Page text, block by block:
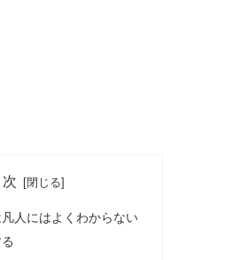
次
人にはよくわからない